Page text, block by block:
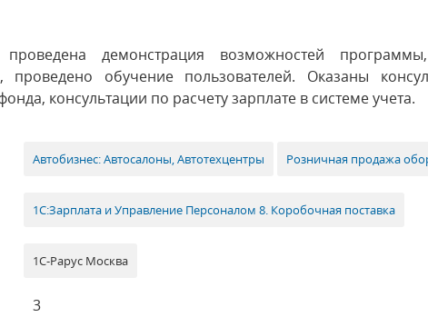
проведена демонстрация возможностей
проведено обучение пользователей. Оказаны
консультации по расчету зарплате в системе учета.
Автобизнес: Автосалоны, Автотехцентры Розничная продажа
1С:Зарплата и Управление Персоналом 8. Коробочная поставка
1С-Рарус Москва
3